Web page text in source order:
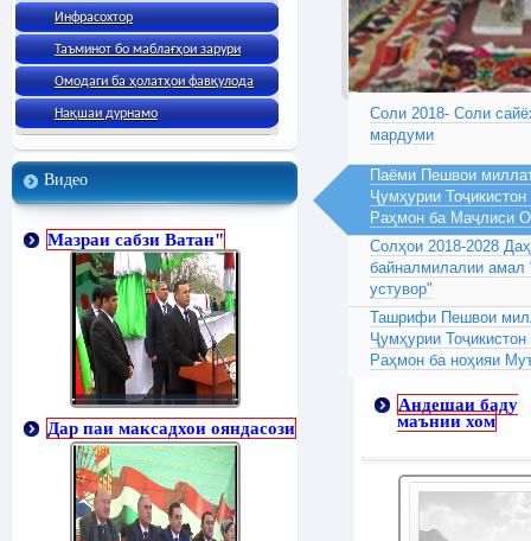
Инфрасохтор
Таъминот бо маблағҳои зарури
Омодаги ба ҳолатҳои фавқулода
Нақшаи дурнамо
Видео
Мазраи сабзи Ватан"
Дар паи максадхои ояндасози
Соли 2018- Соли
мардуми
Паёми Пешвои
Ҷумҳурии
Раҳмон ба Маҷлиси
Солҳои 2018-2028
байналмилалии
устувор"
Ташрифи Пешвои
Ҷумҳурии
Раҳмон ба ноҳияи
Андешаи баду
маънии хом